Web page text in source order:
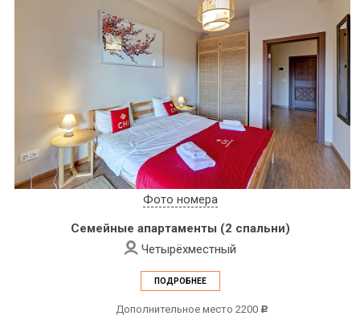
Фото номера
Семейные апартаменты (2 спальни)
Четырёхместный
ПОДРОБНЕЕ
Дополнительное место 2200 c